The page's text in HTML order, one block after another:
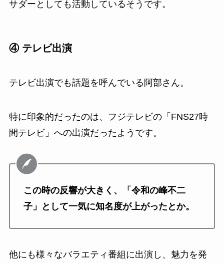
サダーとしても活動しているそうです。
④ テレビ出演
テレビ出演でも話題を呼んでいる阿部さん。
特に印象的だったのは、フジテレビの「FNS27時
間テレビ」への出演だったようです。
この時の反響が大きく、「令和の峰不二
子」として一気に知名度が上がったとか。
他にも様々なバラエティ番組に出演し、魅力を発